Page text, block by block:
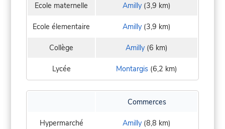
Ecole maternelle Amilly (3,9 km)
Ecole élementaire Amilly (3,9 km)
Collège Amilly (6 km)
Lycée Montargis (6,2 km)
Commerces
Hypermarché Amilly (8,8 km)